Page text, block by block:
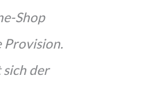
Shop
Provision.
der